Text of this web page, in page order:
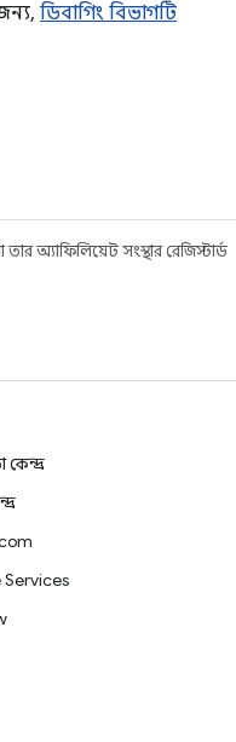
ডিবাগিং বিভাগটি
অ্যাফিলিয়েট সংস্থার রেজিস্টার্ড